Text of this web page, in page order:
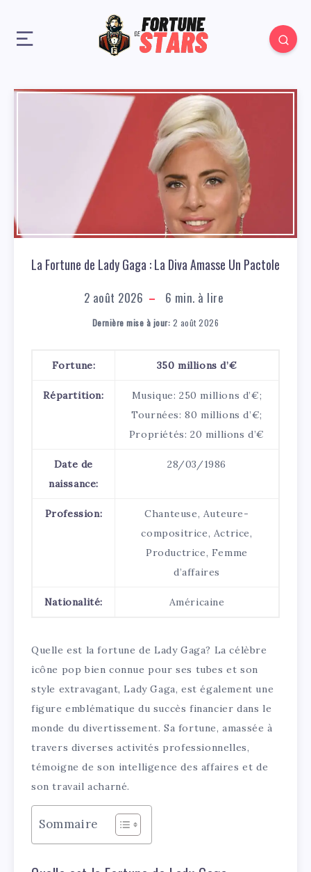
La Fortune de Lady Gaga : La Diva Amasse Un Pactole
2 août 2026 6 min. à lire
Dernière mise à jour: 2 août 2026
Fortune: 350 millions d’€
Répartition:
Musique: 250 millions d’€;
Tournées: 80 millions d’€;
Propriétés: 20 millions d’€
Date de
naissance:
28/03/1986
Profession:
Chanteuse, Auteure-
compositrice, Actrice,
Productrice, Femme
d’affaires
Nationalité: Américaine
Quelle est la fortune de Lady Gaga? La célèbre
icône pop bien connue pour ses tubes et son
style extravagant, Lady Gaga, est également une
figure emblématique du succès financier dans le
monde du divertissement. Sa fortune, amassée à
travers diverses activités professionnelles,
témoigne de son intelligence des affaires et de
son travail acharné.
Sommaire